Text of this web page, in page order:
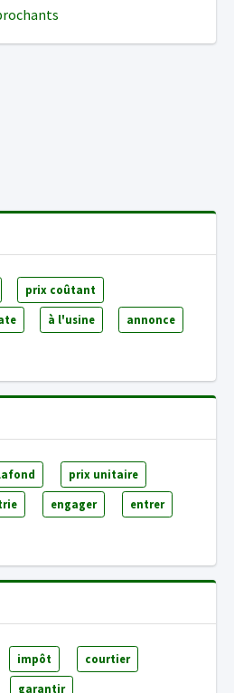
prix coûtant
à l'usine annonce
prix unitaire
engager entrer
impôt courtier
garantir